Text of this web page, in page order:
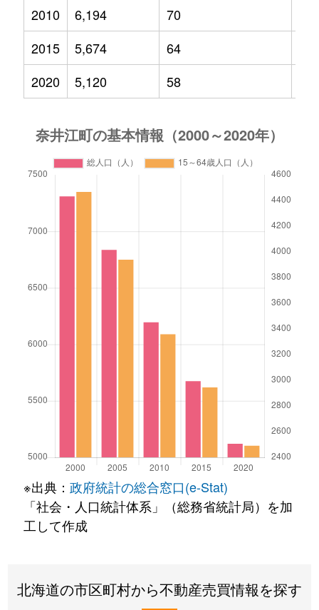
2010
6,194 70
2015
5,674 64
2020
5,120 58
※出典： 政府統計の総合窓口(e-Stat)
「社会・人口統計体系」（総務省統計局）を加
工して作成
北海道の市区町村から不動産売買情報を探す